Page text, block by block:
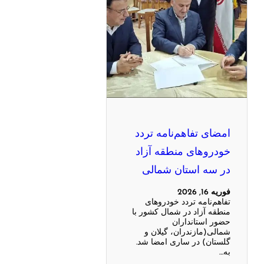
امضای تفاهم‌نامه تردد
خودروهای منطقه آزاد
در سه استان شمالی
فوریه 16, 2026
تفاهم‌نامه تردد خودروهای
منطقه آزاد در شمال کشور با
حضور استانداران
شمالی(مازندران، گیلان و
گلستان) در ساری امضا شد.
به…